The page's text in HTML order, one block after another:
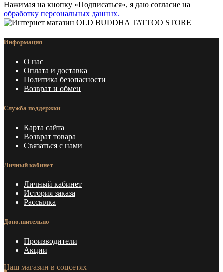
Нажимая на кнопку «Подписаться», я даю cогласие на
обработку персональных данных.
Информация
О нас
Оплата и доставка
Политика безопасности
Возврат и обмен
Служба поддержки
Карта сайта
Возврат товара
Связаться с нами
Личный кабинет
Личный кабинет
История заказа
Рассылка
Дополнительно
Производители
Акции
Наш магазин в соцсетях